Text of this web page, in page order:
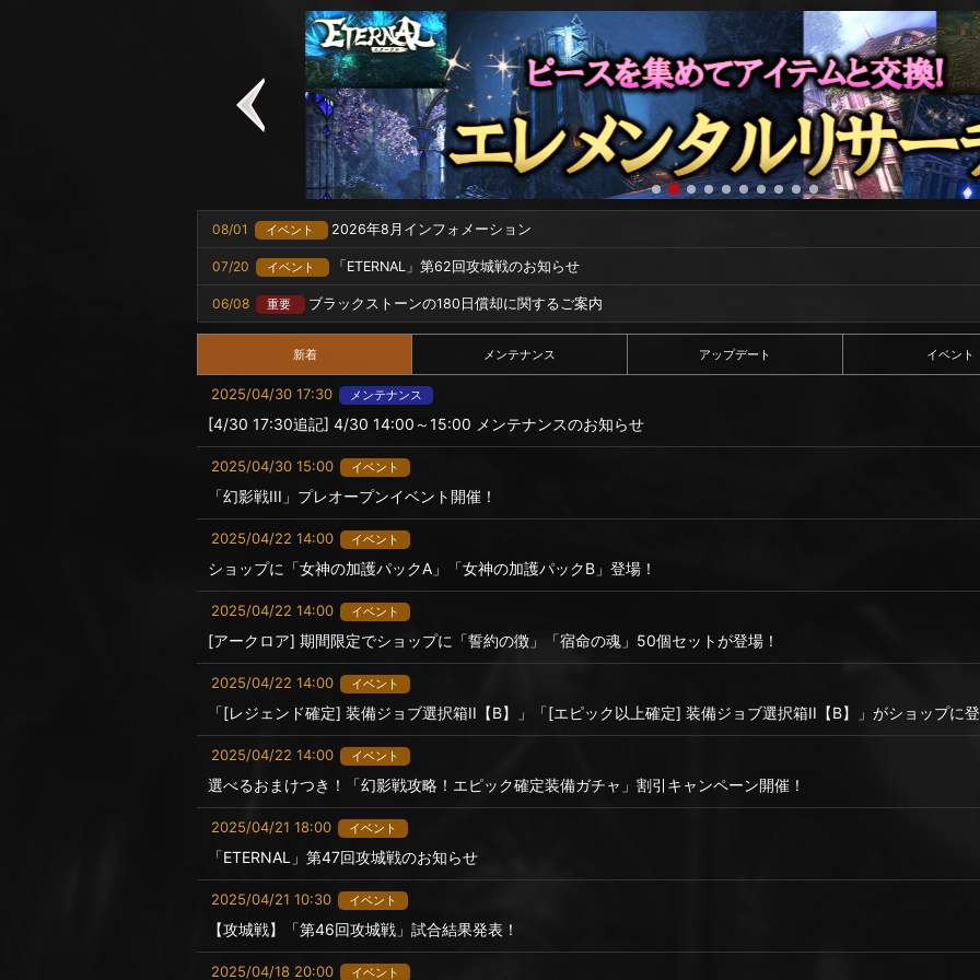
08/01 イベント 2026年8月インフォメーション
07/20 イベント 「ETERNAL」第62回攻城戦のお知らせ
06/08 重要 ブラックストーンの180日償却に関するご案内
新着 メンテナンス アップデート イベント
2025/04/30 17:30 メンテナンス
[4/30 17:30追記] 4/30 14:00～15:00 メンテナンスのお知らせ
2025/04/30 15:00 イベント
「幻影戦III」プレオープンイベント開催！
2025/04/22 14:00 イベント
ショップに「女神の加護パックA」「女神の加護パックB」登場！
2025/04/22 14:00 イベント
[アークロア] 期間限定でショップに「誓約の徴」「宿命の魂」50個セットが登場！
2025/04/22 14:00 イベント
「[レジェンド確定] 装備ジョブ選択箱II【B】」「[エピック以上確定] 装備ジョブ選択箱II【B】」がショップに
2025/04/22 14:00 イベント
選べるおまけつき！「幻影戦攻略！エピック確定装備ガチャ」割引キャンペーン開催！
2025/04/21 18:00 イベント
「ETERNAL」第47回攻城戦のお知らせ
2025/04/21 10:30 イベント
【攻城戦】「第46回攻城戦」試合結果発表！
2025/04/18 20:00 イベント